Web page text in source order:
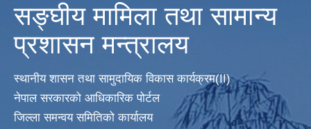
सङ्घीय मामिला तथा सामान्य
प्रशासन मन्त्रालय
स्थानीय शासन तथा सामुदायिक विकास कार्यक्रम(II)
नेपाल सरकारको आधिकारिक पोर्टल
जिल्ला समन्वय समितिको कार्यालय